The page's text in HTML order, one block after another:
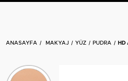
ANASAYFA MAKYAJ YÜZ PUDRA HD